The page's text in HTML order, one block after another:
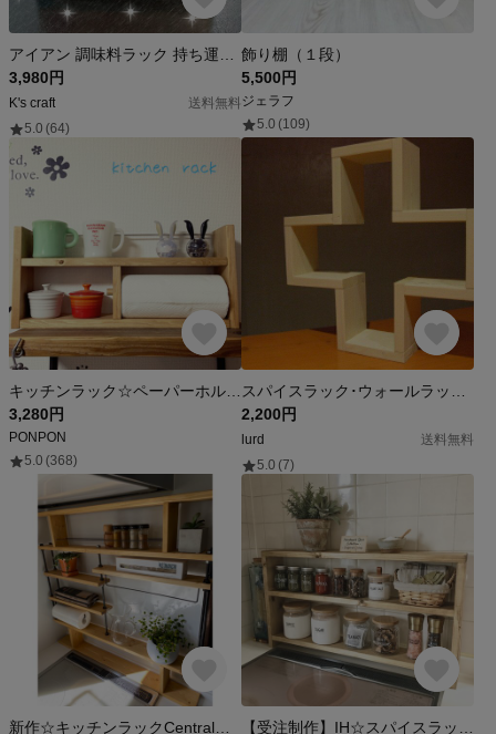
3,980円
K's craft
送料無料
5.0 (64)
飾り棚（１段）
5,500円
ジェラフ
5.0 (109)
3,280円
PONPON
5.0 (368)
2,200円
lurd
送料無料
5.0 (7)